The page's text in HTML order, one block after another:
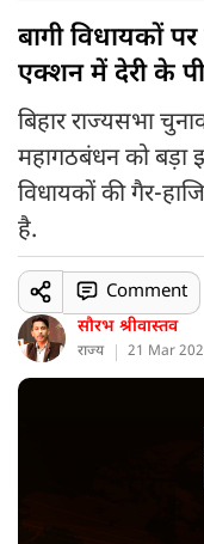
बागी विधायकों
एक्शन में देरी के
बिहार राज्यसभा
महागठबंधन को बड़ा
विधायकों की गैर-
है.
सौरभ श्रीवास्तव
राज्य 21 Mar
Comment